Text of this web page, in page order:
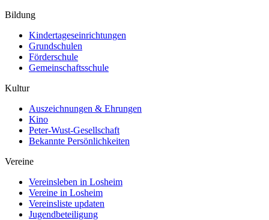
Bildung
Kindertageseinrichtungen
Grundschulen
Förderschule
Gemeinschaftsschule
Kultur
Auszeichnungen & Ehrungen
Kino
Peter-Wust-Gesellschaft
Bekannte Persönlichkeiten
Vereine
Vereinsleben in Losheim
Vereine in Losheim
Vereinsliste updaten
Jugendbeteiligung